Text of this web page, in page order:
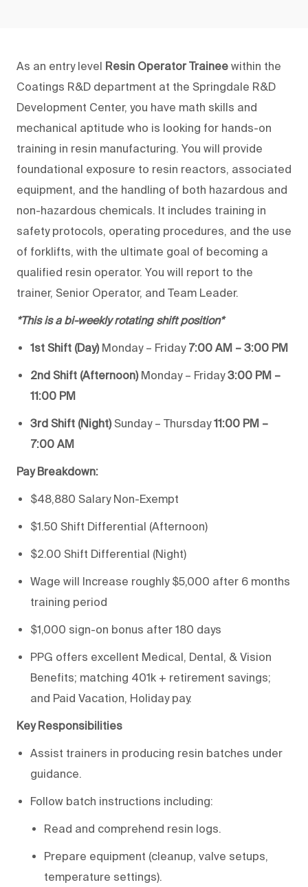
As an entry level Resin Operator Trainee within the
Coatings R&D department at the Springdale R&D
Development Center, you have math skills and
mechanical aptitude who is looking for hands-on
training in resin manufacturing. You will provide
foundational exposure to resin reactors, associated
equipment, and the handling of both hazardous and
non-hazardous chemicals. It includes training in
safety protocols, operating procedures, and the use
of forklifts, with the ultimate goal of becoming a
qualified resin operator. You will report to the
trainer, Senior Operator, and Team Leader.
*This is a bi-weekly rotating shift position*
1st Shift (Day)Monday – Friday 7:00 AM – 3:00 PM
2nd Shift (Afternoon)Monday – Friday3:00 PM –
11:00 PM
3rd Shift (Night)Sunday – Thursday11:00 PM –
7:00 AM
Pay Breakdown:
$48,880 Salary Non-Exempt
$1.50 Shift Differential (Afternoon)
$2.00 Shift Differential (Night)
Wage will Increase roughly $5,000 after 6 months
training period
$1,000 sign-on bonus after 180 days
PPG offers excellent Medical, Dental, & Vision
Benefits; matching 401k + retirement savings;
and Paid Vacation, Holiday pay.
Key Responsibilities
Assist trainers in producing resin batches under
guidance.
Follow batch instructions including:
Read and comprehend resin logs.
Prepare equipment (cleanup, valve setups,
temperature settings).